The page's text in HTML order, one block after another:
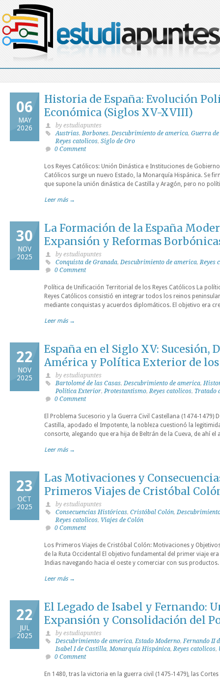
06
MAY
2026
Historia de España: Evolución
Económica (Siglos XV-XVIII)
by estudiapuntes
Austrias,Borbones,Descubrimiento de america, Guerra
Reyes catolicos, Siglo de Oro
0 Comment
Los Reyes Católicos: Unión Dinástica e Instituciones de
Católicos surge un nuevo Estado, la Monarquía Hispánica. Se
que supone la unión dinástica de Castilla y Aragón, pero no
Leer más →
30
NOV
2025
La Formación de la España
Expansión y Reformas
by estudiapuntes
Conquista de Granada,Descubrimiento de america,Reyes
0 Comment
Política de Unificación Territorial de los Reyes Católicos La
Reyes Católicos consistió en integrar todos los reinos
mediante conquistas y acuerdos diplomáticos. El objetivo era
Leer más →
22
NOV
2025
España en el Siglo XV: Sucesión,
América y Política Exterior de los
by estudiapuntes
Bartolomé de las Casas,Descubrimiento de america,
Política Exterior,Protestantismo,Reyes catolicos, Tratado
0 Comment
El Problema Sucesorio y la Guerra Civil Castellana (1474-1479)
Castilla, apodado el Impotente, la nobleza cuestionó la
consorte, alegando que era hija de Beltrán de la Cueva, de ahí el
Leer más →
23
OCT
2025
Las Motivaciones y
Primeros Viajes de Cristóbal
by estudiapuntes
Consecuencias Históricas, Cristóbal Colón,
Reyes catolicos, Viajes de Colón
0 Comment
Los Primeros Viajes de Cristóbal Colón: Motivaciones y
de la Ruta Occidental El objetivo fundamental del primer viaje
Indias navegando hacia el oeste y comerciar con sus
Leer más →
22
JUL
2025
El Legado de Isabel y Fernando:
Expansión y Consolidación del
by estudiapuntes
Descubrimiento de america,Estado Moderno,Fernando II
Isabel I de Castilla,Monarquía Hispánica,Reyes catolicos,
0 Comment
En 1480, tras la victoria en la guerra civil (1475-1479), las